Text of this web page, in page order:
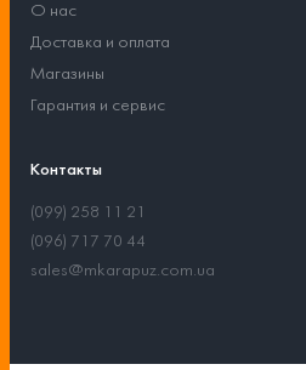
О нас
Доставка и оплата
Магазины
Гарантия и сервис
Контакты
(099) 258 11 21
(096) 717 70 44
sales@mkarapuz.com.ua